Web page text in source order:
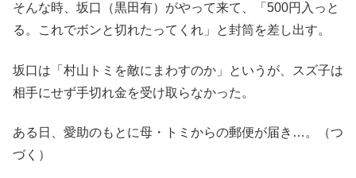
そんな時、坂口（黒田有）がやって来て、「500円入っと
る。これでボンと切れたってくれ」と封筒を差し出す。
坂口は「村山トミを敵にまわすのか」というが、スズ子は
相手にせず手切れ金を受け取らなかった。
ある日、愛助のもとに母・トミからの郵便が届き…。（つ
づく）